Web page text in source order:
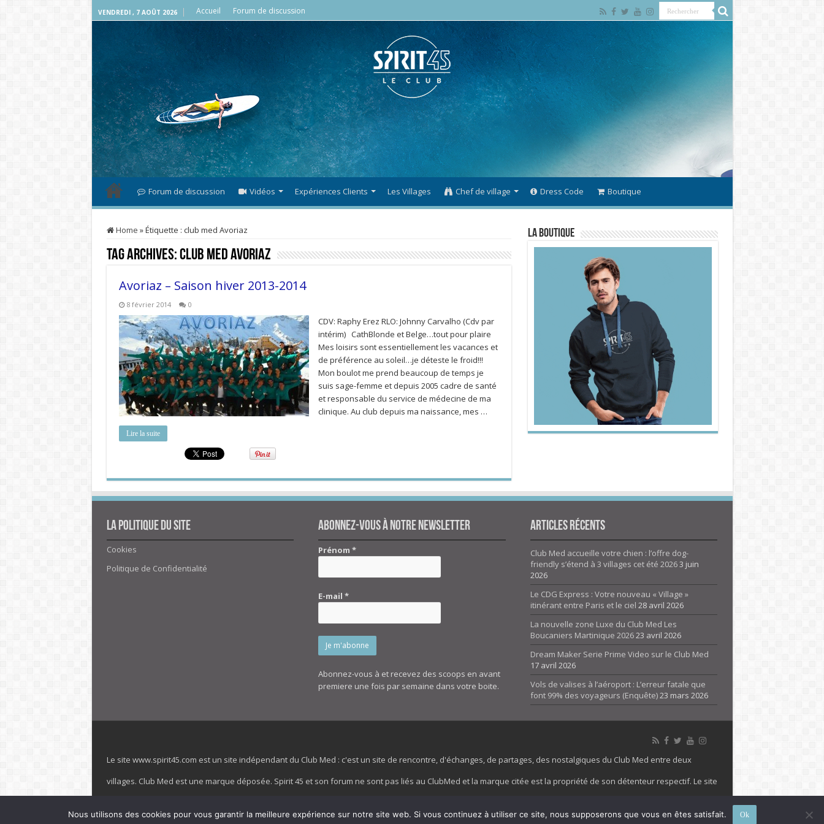
VENDREDI , 7 AOÛT 2026 Accueil Forum de discussion
Forum de discussion Vidéos Expériences Clients Les Villages Chef de village Dress Code Boutique
Home »Étiquette : club med Avoriaz
Tag Archives:club med Avoriaz
Avoriaz – Saison hiver 2013-2014
8 février 2014 0
CDV: Raphy Erez RLO: Johnny Carvalho (Cdv par
intérim) CathBlonde et Belge…tout pour plaire
Mes loisirs sont essentiellement les vacances et
de préférence au soleil…je déteste le froid!!!
Mon boulot me prend beaucoup de temps je
suis sage-femme et depuis 2005 cadre de santé
et responsable du service de médecine de ma
clinique. Au club depuis ma naissance, mes …
Lire la suite
La Boutique
La politique du site
Cookies
Politique de Confidentialité
Abonnez-vous à notre newsletter
Prénom*
E-mail*
Abonnez-vous à et recevez des scoops en avant
premiere une fois par semaine dans votre boite.
Articles Récents
Club Med accueille votre chien : l’offre dog-
friendly s’étend à 3 villages cet été 20263 juin
2026
Le CDG Express : Votre nouveau « Village »
itinérant entre Paris et le ciel 28 avril 2026
La nouvelle zone Luxe du Club Med Les
Boucaniers Martinique 202623 avril 2026
Dream Maker Serie Prime Video sur le Club Med
17 avril 2026
Vols de valises à l’aéroport : L’erreur fatale que
font 99% des voyageurs (Enquête)23 mars 2026
Le site www.spirit45.com est un site indépendant du Club Med : c'est un site de rencontre, d'échanges, de partages, des nostalgiques du Club Med entre deux
villages. Club Med est une marque déposée. Spirit 45 et son forum ne sont pas liés au ClubMed et la marque citée est la propriété de son détenteur respectif. Le site
Nous utilisons des cookies pour vous garantir la meilleure expérience sur notre site web. Si vous continuez à utiliser ce site, nous supposerons que vous en êtes satisfait. Ok